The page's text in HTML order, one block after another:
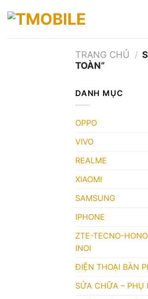
TRANG CHỦ /
TOÀN”
DANH MỤC
OPPO
VIVO
REALME
XIAOMI
SAMSUNG
IPHONE
ZTE-TECNO-
INOI
ĐIỆN THOẠI BÀN
SỬA CHỮA – PHỤ